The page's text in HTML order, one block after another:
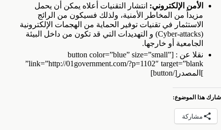
الأمن الإلكتروني: انتشار التقنيات أعلاه يمكن أن يحمل
مزيداً من المخاطر الأمنية، ولذلك فسيكون من الرائج
الاستثمار في تقنيات توفير الحماية من الهجمات الإلكترونية
(Cyber-attacks) و التهديدات التي قد تكون من داخل البيئة
الجامعية أو خارجها.
نقلا عن : [button color=”blue” size=”small”
link=”http://01government.com/?p=1102″ target=”blank”
]المصدر[/button]
شارك هذا الموضوع:
مشاركة